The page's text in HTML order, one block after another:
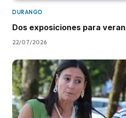
DURANGO
Dos exposiciones para
22/07/2026